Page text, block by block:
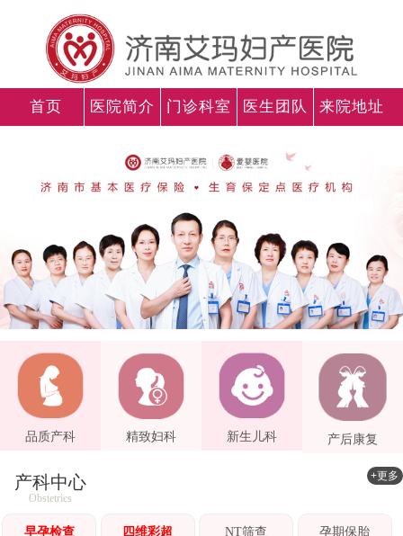
首页 医院简介 门诊科室 医生团队 来院地址
品质产科 精致妇科 新生儿科 产后康复
产科中心
Obstetrics
+更多
早孕检查 四维彩超 NT筛查 孕期保胎